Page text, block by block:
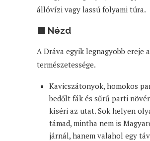
állóvízi vagy lassú folyami túra.
🟩 Nézd
A Dráva egyik legnagyobb ereje a
természetessége.
Kavicszátonyok, homokos
bedőlt fák és sűrű parti
kíséri az utat. Sok helyen
támad, mintha nem is
járnál, hanem valahol egy